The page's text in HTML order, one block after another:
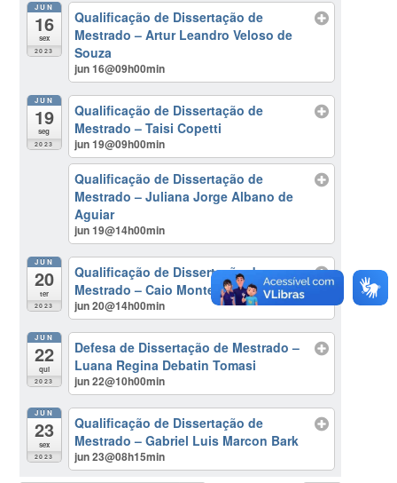
JUN
16
sex
2023
Qualificação de Dissertação de
Mestrado – Artur Leandro Veloso de
Souza
jun 16@09h00min
JUN
19
seg
2023
Qualificação de Dissertação de
Mestrado – Taisi Copetti
jun 19@09h00min
Qualificação de Dissertação de
Mestrado – Juliana Jorge Albano de
Aguiar
jun 19@14h00min
JUN
20
ter
2023
Qualificação de Dissertação de
Mestrado – Caio Monteiro Mota Lima
jun 20@14h00min
JUN
22
qui
2023
Defesa de Dissertação de Mestrado –
Luana Regina Debatin Tomasi
jun 22@10h00min
JUN
23
sex
2023
Qualificação de Dissertação de
Mestrado – Gabriel Luis Marcon Bark
jun 23@08h15min